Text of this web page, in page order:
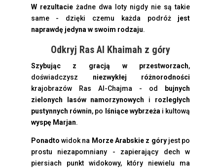
W rezultacieżadne dwa loty nigdy nie są takie
same - dzięki czemu każda podróż jest
naprawdę jedyna w swoim rodzaju.
Odkryj Ras Al Khaimah z góry
Szybując z gracją w przestworzach,
doświadczysz niezwykłej różnorodności
krajobrazów Ras Al-Chajma - od
bujnych
zielonych lasów namorzynowych i rozległych
pustynnych równin, po lśniące wybrzeża i kultową
wyspę Marjan.
Ponadto widok na Morze Arabskie z góryjest po
prostu niezapomniany - zapierający dech w
piersiach punkt widokowy, który niewielu ma